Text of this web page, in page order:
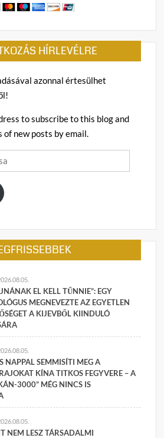
HÍRLEVÉLRE
azonnal értesülhet
to subscribe to this blog and
new posts by email.
EL KELL TŰNNIE”: EGY
MEGNEVEZTE AZ EGYETLEN
A KIJEVBŐL KIINDULÓ
NAPPAL SEMMISÍTI MEG A
KÍNA TITKOS FEGYVERE – A
3000” MÉG NINCS IS
NEM LESZ TÁRSADALMI